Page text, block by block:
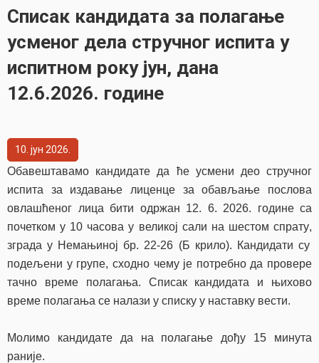
Списак кандидата за полагање
усменог дела стручног испита у
испитном року јун, дана
12.6.2026. године
10 јун 2026
Обавештавамо кандидате да ће усмени деостручног
испита за издавање лиценце за обављање послова
овлашћеног лица бити одржан 12. 6. 2026. године са
почетком у 10 часова у великој сали на шестом спрату,
зграда у Немањиној бр. 22-26 (Б крило). Кандидати су
подељени у групе, сходно чему је потребно да провере
тачно време полагања. Списак кандидата и њихово
време полагања се налази у списку у наставку вести.
Молимо кандидате да на полагање дођу 15 минута
раније.